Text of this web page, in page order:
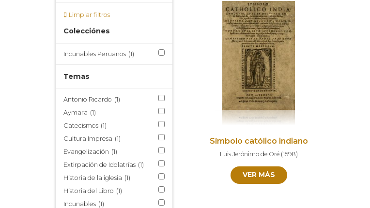
Limpiar filtros
Colecciónes
Incunables Peruanos (1)
Temas
Antonio Ricardo (1)
Aymara (1)
Catecismos (1)
Cultura Impresa (1)
Evangelización (1)
Extirpación de Idolatrías (1)
Historia de la iglesia (1)
Historia del Libro (1)
Incunables (1)
Símbolo católico indiano
Luis Jerónimo de Oré(1598)
VER MÁS